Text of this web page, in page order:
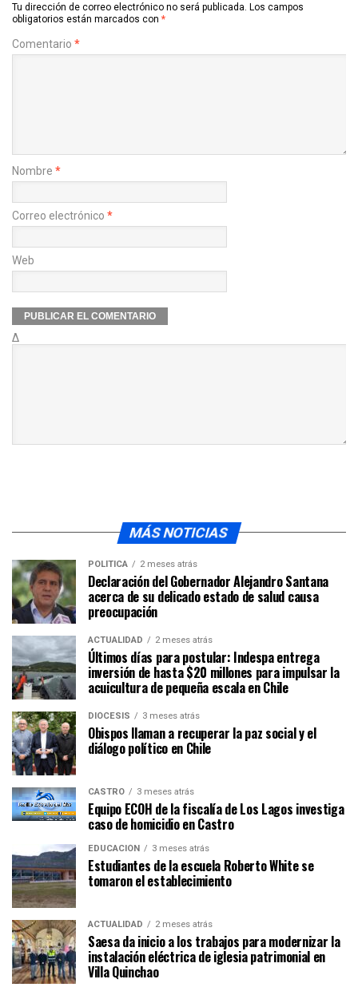
Tu dirección de correo electrónico no será publicada. Los campos
obligatorios están marcados con *
Comentario *
Nombre *
Correo electrónico *
Web
Δ
MÁS NOTICIAS
POLÍTICA 2 meses atrás
Declaración del Gobernador Alejandro Santana
acerca de su delicado estado de salud causa
preocupación
ACTUALIDAD 2 meses atrás
Últimos días para postular: Indespa entrega
inversión de hasta $20 millones para impulsar la
acuicultura de pequeña escala en Chile
DIÓCESIS 3 meses atrás
Obispos llaman a recuperar la paz social y el
diálogo político en Chile
CASTRO 3 meses atrás
Equipo ECOH de la fiscalía de Los Lagos investiga
caso de homicidio en Castro
EDUCACIÓN 3 meses atrás
Estudiantes de la escuela Roberto White se
tomaron el establecimiento
ACTUALIDAD 2 meses atrás
Saesa da inicio a los trabajos para modernizar la
instalación eléctrica de iglesia patrimonial en
Villa Quinchao